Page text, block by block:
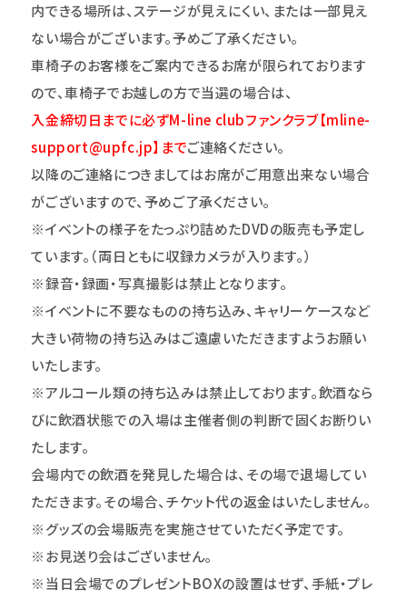
内できる場所は、ステージが見えにくい、または一部見え
ない場合がございます。予めご了承ください。
車椅子のお客様をご案内できるお席が限られております
ので、車椅子でお越しの方で当選の場合は、
入金締切日までに必ずM-line clubファンクラブ【mline-
support@upfc.jp】までご連絡ください。
以降のご連絡につきましてはお席がご用意出来ない場合
がございますので、予めご了承ください。
※イベントの様子をたっぷり詰めたDVDの販売も予定し
ています。（両日ともに収録カメラが入ります。）
※録音・録画・写真撮影は禁止となります。
※イベントに不要なものの持ち込み、キャリーケースなど
大きい荷物の持ち込みはご遠慮いただきますようお願い
いたします。
※アルコール類の持ち込みは禁止しております。飲酒なら
びに飲酒状態での入場は主催者側の判断で固くお断りい
たします。
会場内での飲酒を発見した場合は、その場で退場してい
ただきます。その場合、チケット代の返金はいたしません。
※グッズの会場販売を実施させていただく予定です。
※お見送り会はございません。
※当日会場でのプレゼントBOXの設置はせず、手紙・プレ